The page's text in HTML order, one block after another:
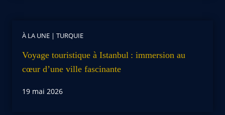
À LA UNE | TURQUIE
Voyage touristique à Istanbul : immersion au
cœur d’une ville fascinante
19 mai 2026